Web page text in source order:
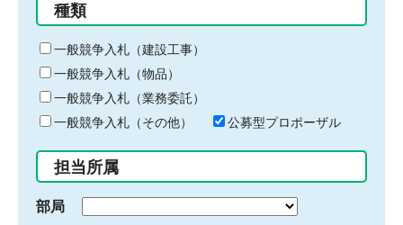
る
キ
ー
ワ
ー
ド
入
力
種類
一般競争入札（建設工事）
一般競争入札（物品）
一般競争入札（業務委託）
一般競争入札（その他）
公募型プロポーザル
担当所属
部局